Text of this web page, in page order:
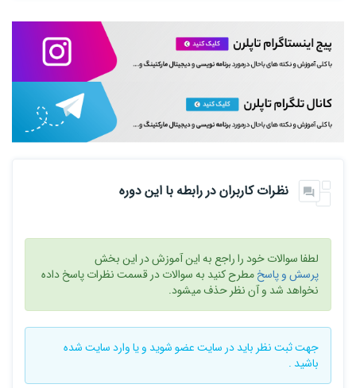
نظرات کاربران در رابطه با این دوره
لطفا سوالات خود را راجع به این آموزش در این بخش
پرسش و پاسخمطرح کنید به سوالات در قسمت نظرات پاسخ داده
نخواهد شد و آن نظر حذف میشود.
جهت ثبت نظر باید در سایتعضو شوید و یاوارد سایتشده
باشید .